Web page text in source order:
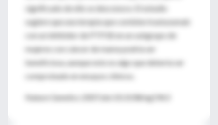
significado de ello se desconoce. El estudio
sugiere que una terapia que combine trastuzumab
con un inhibidor de PTP1B en un subgrupo de
mujeres con cáncer de mama podría ser
beneficiosa, aunque esto es algo que debería ser
comprobado en ensayos clínicos.
Nature Genetics 2007;doi:10.1038/ng1963